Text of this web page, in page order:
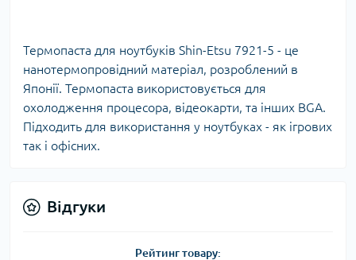
Термопаста для ноутбуків Shin-Etsu 7921-5 - це
нанотермопровідний матеріал, розроблений в
Японії. Термопаста використовується для
охолодження процесора, відеокарти, та інших BGA.
Підходить для використання у ноутбуках - як ігрових
так і офісних.
Відгуки
Рейтинг товару: